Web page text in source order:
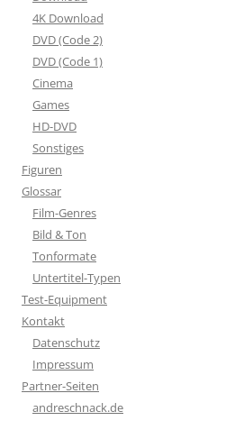
4K Download
DVD (Code 2)
DVD (Code 1)
Cinema
Games
HD-DVD
Sonstiges
Figuren
Glossar
Film-Genres
Bild & Ton
Tonformate
Untertitel-Typen
Test-Equipment
Kontakt
Datenschutz
Impressum
Partner-Seiten
andreschnack.de